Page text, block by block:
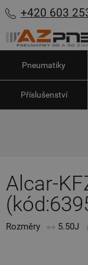
+420 603
Pneumatiky
Příslušenství
Alcar-
Rozměry 5.50J